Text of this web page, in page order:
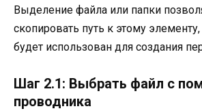
Выделение файла или папки
скопировать путь к этому
будет использован для создания
Шаг 2.1: Выбрать файл с
проводника